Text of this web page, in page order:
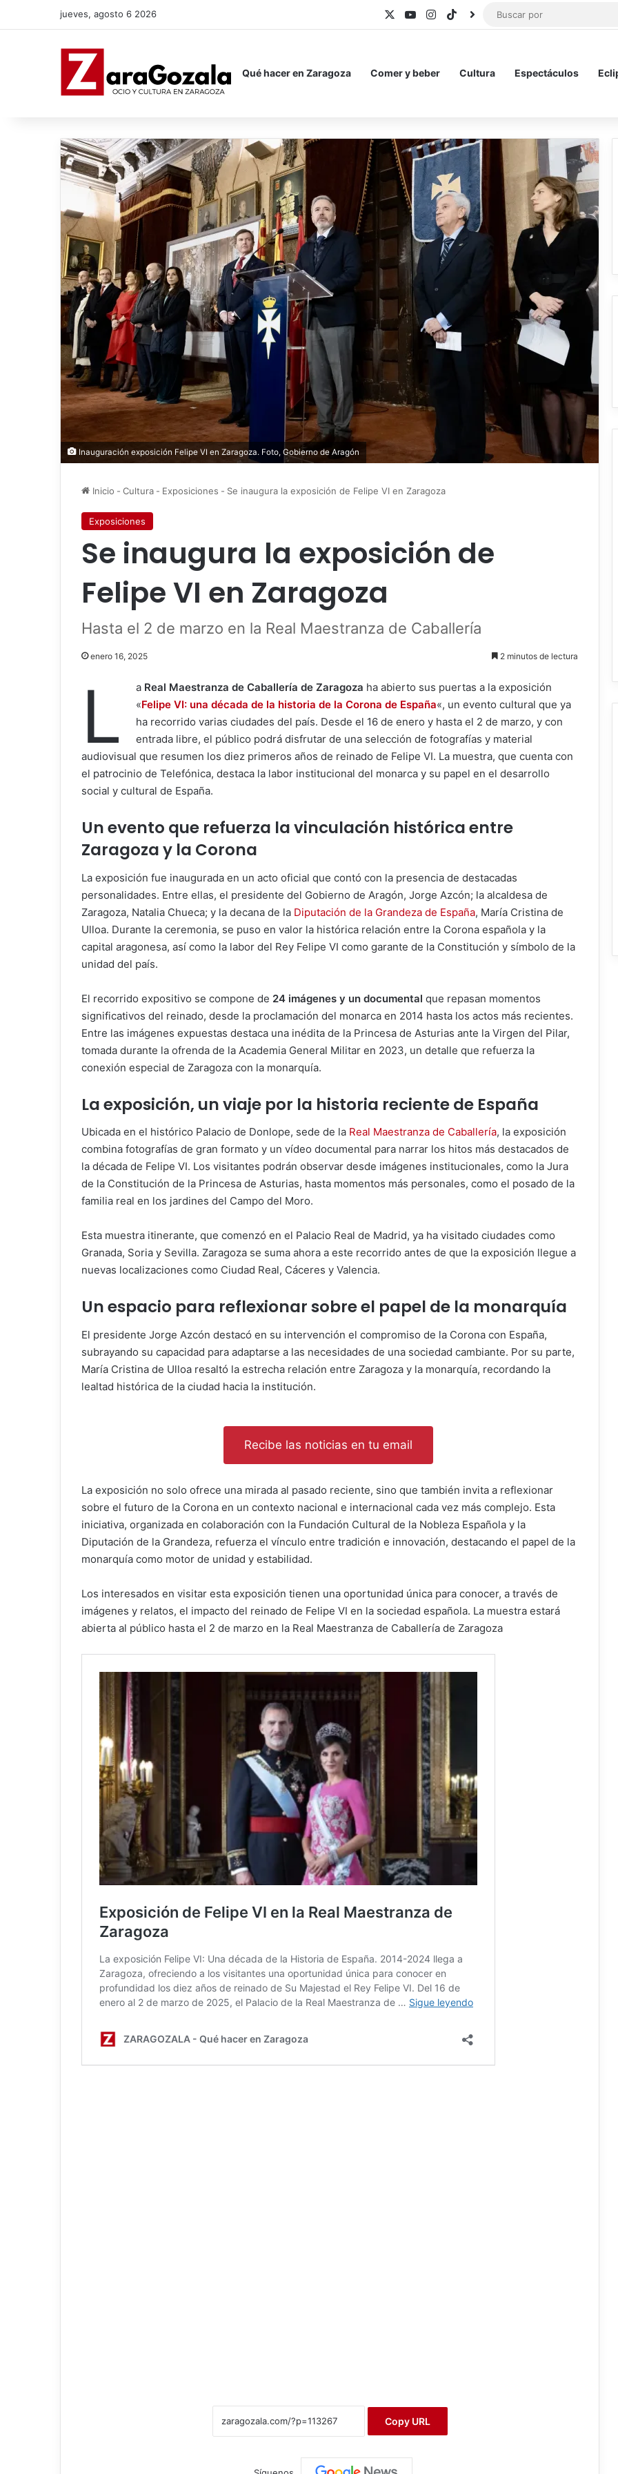
jueves, agosto 6 2026 YouTubeInstagram
TikTokBlueSky
Qué hacer en Zaragoza Comer y beber Cultura Espectáculos
Inauguración exposición Felipe VI en Zaragoza. Foto, Gobierno de Aragón
Inicio - Cultura - Exposiciones - Se inaugura la exposición de Felipe VI en Zaragoza
Exposiciones
Se inaugura la exposición de
Felipe VI en Zaragoza
Hasta el 2 de marzo en la Real Maestranza de Caballería
enero 16, 2025 2 minutos de lectura
L a Real Maestranza de Caballería de Zaragoza ha abierto sus puertas a la exposición
«Felipe VI: una década de la historia de la Corona de España«, un evento cultural que ya
ha recorrido varias ciudades del país. Desde el 16 de enero y hasta el 2 de marzo, y con
entrada libre, el público podrá disfrutar de una selección de fotografías y material
audiovisual que resumen los diez primeros años de reinado de Felipe VI. La muestra, que cuenta con
el patrocinio de Telefónica, destaca la labor institucional del monarca y su papel en el desarrollo
social y cultural de España.
Un evento que refuerza la vinculación histórica entre
Zaragoza y la Corona
La exposición fue inaugurada en un acto oficial que contó con la presencia de destacadas
personalidades. Entre ellas, el presidente del Gobierno de Aragón, Jorge Azcón; la alcaldesa de
Zaragoza, Natalia Chueca; y la decana de la Diputación de la Grandeza de España, María Cristina de
Ulloa. Durante la ceremonia, se puso en valor la histórica relación entre la Corona española y la
capital aragonesa, así como la labor del Rey Felipe VI como garante de la Constitución y símbolo de la
unidad del país.
El recorrido expositivo se compone de 24 imágenes y un documental que repasan momentos
significativos del reinado, desde la proclamación del monarca en 2014 hasta los actos más recientes.
Entre las imágenes expuestas destaca una inédita de la Princesa de Asturias ante la Virgen del Pilar,
tomada durante la ofrenda de la Academia General Militar en 2023, un detalle que refuerza la
conexión especial de Zaragoza con la monarquía.
La exposición, un viaje por la historia reciente de España
Ubicada en el histórico Palacio de Donlope, sede de la Real Maestranza de Caballería, la exposición
combina fotografías de gran formato y un vídeo documental para narrar los hitos más destacados de
la década de Felipe VI. Los visitantes podrán observar desde imágenes institucionales, como la Jura
de la Constitución de la Princesa de Asturias, hasta momentos más personales, como el posado de la
familia real en los jardines del Campo del Moro.
Esta muestra itinerante, que comenzó en el Palacio Real de Madrid, ya ha visitado ciudades como
Granada, Soria y Sevilla. Zaragoza se suma ahora a este recorrido antes de que la exposición llegue a
nuevas localizaciones como Ciudad Real, Cáceres y Valencia.
Un espacio para reflexionar sobre el papel de la monarquía
El presidente Jorge Azcón destacó en su intervención el compromiso de la Corona con España,
subrayando su capacidad para adaptarse a las necesidades de una sociedad cambiante. Por su parte,
María Cristina de Ulloa resaltó la estrecha relación entre Zaragoza y la monarquía, recordando la
lealtad histórica de la ciudad hacia la institución.
Recibe las noticias en tu email
La exposición no solo ofrece una mirada al pasado reciente, sino que también invita a reflexionar
sobre el futuro de la Corona en un contexto nacional e internacional cada vez más complejo. Esta
iniciativa, organizada en colaboración con la Fundación Cultural de la Nobleza Española y la
Diputación de la Grandeza, refuerza el vínculo entre tradición e innovación, destacando el papel de la
monarquía como motor de unidad y estabilidad.
Los interesados en visitar esta exposición tienen una oportunidad única para conocer, a través de
imágenes y relatos, el impacto del reinado de Felipe VI en la sociedad española. La muestra estará
abierta al público hasta el 2 de marzo en la Real Maestranza de Caballería de Zaragoza
Copy URL